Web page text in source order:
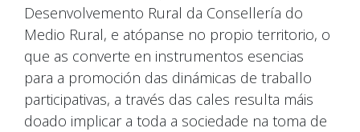
Desenvolvemento Rural da Consellería do
Medio Rural, e atópanse no propio territorio, o
que as converte en instrumentos esencias
para a promoción das dinámicas de traballo
participativas, a través das cales resulta máis
doado implicar a toda a sociedade na toma de